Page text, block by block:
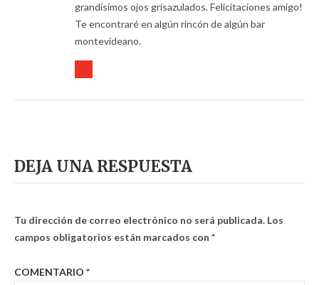
grandísimos ojos grisazulados. Felicitaciones amigo!
Te encontraré en algún rincón de algún bar
montevideano.
DEJA UNA RESPUESTA
Tu dirección de correo electrónico no será publicada. Los
campos obligatorios están marcados con *
COMENTARIO *